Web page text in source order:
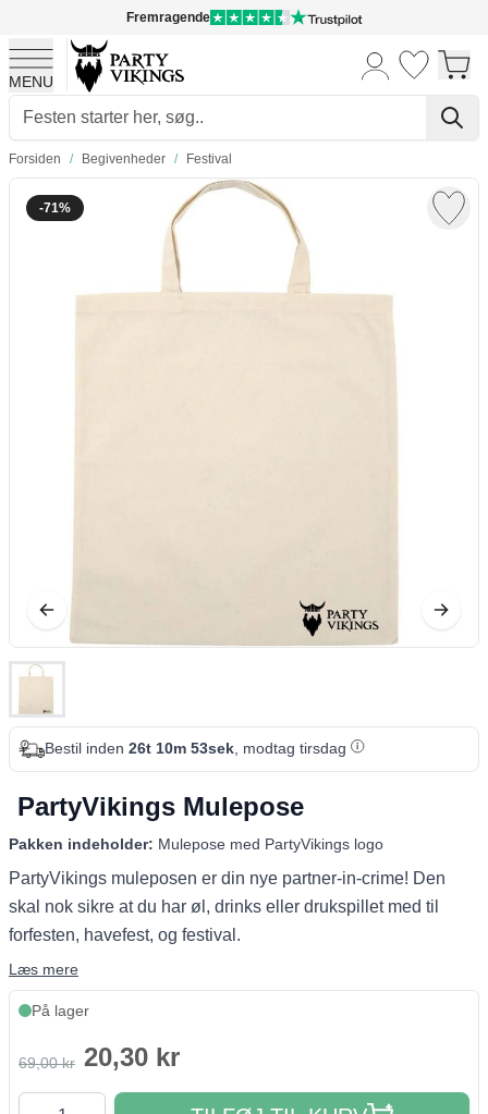
Fremragende
MENU
Skip to Content
Forsiden / Begivenheder / Festival
-71%
Bestil inden 26t 10m 52sek, modtag tirsdag
PartyVikings Mulepose
Pakken indeholder: Mulepose med PartyVikings logo
PartyVikings muleposen er din nye partner-in-crime! Den
skal nok sikre at du har øl, drinks eller drukspillet med til
forfesten, havefest, og festival.
Læs mere
På lager
69,00 kr 20,30 kr
Antal